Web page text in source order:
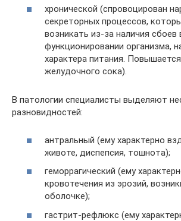
хронической (спровоцирован
секреторных процессов,
возникать из-за наличия сбоев
функционировании организма,
характера питания.
желудочного сока).
В патологии специалисты выделяют
разновидностей:
антральный (ему характерно
животе, диспепсия, тошнота);
геморрагический (ему
кровотечения из эрозий,
оболочке);
гастрит-рефлюкс (ему